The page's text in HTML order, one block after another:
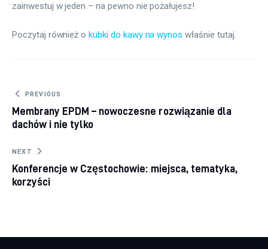
zainwestuj w jeden – na pewno nie pożałujesz!
Poczytaj również o kubki do kawy na wynos właśnie tutaj.
Nawigacja wpisu
PREVIOUS
Membrany EPDM – nowoczesne rozwiązanie dla
dachów i nie tylko
NEXT
Konferencje w Częstochowie: miejsca, tematyka,
korzyści